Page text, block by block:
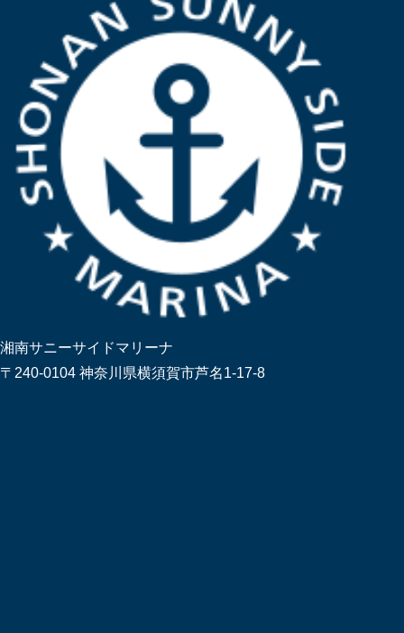
湘南サニーサイドマリーナ
〒240-0104 神奈川県横須賀市芦名1-17-8